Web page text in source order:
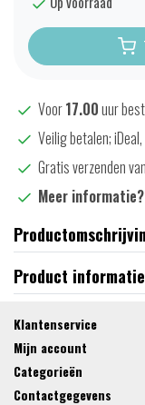
Voor17.00uur
Veilig betalen;
Gratis verzenden
Meer informatie?
Product informatie
Klantenservice
Mijn account
Categorieën
Contactgegevens